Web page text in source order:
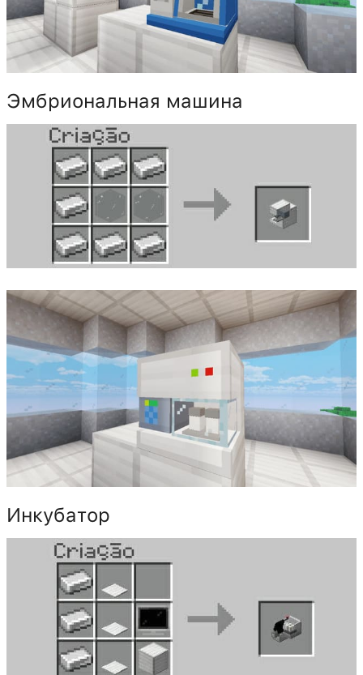
Эмбриональная машина
Инкубатор